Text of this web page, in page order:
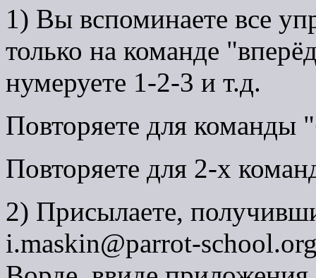
1) Вы вспоминаете все
только на команде
нумеруете 1-2-3 и т.д.
Повторяете для команды
Повторяете для 2-х
2) Присылаете,
i.maskin@parrot-